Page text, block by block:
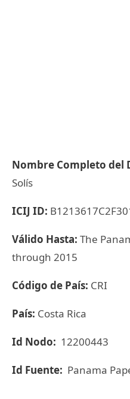
Nombre Completo del
Solís
ICIJ ID:
Válido Hasta: The
through 2015
Código de País: CRI
País: Costa Rica
Id Nodo: 12200443
Id Fuente: Panama